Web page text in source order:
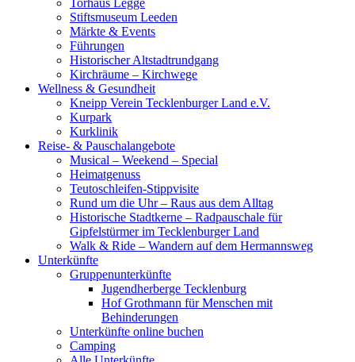
Torhaus Legge
Stiftsmuseum Leeden
Märkte & Events
Führungen
Historischer Altstadtrundgang
Kirchräume – Kirchwege
Wellness & Gesundheit
Kneipp Verein Tecklenburger Land e.V.
Kurpark
Kurklinik
Reise- & Pauschalangebote
Musical – Weekend – Special
Heimatgenuss
Teutoschleifen-Stippvisite
Rund um die Uhr – Raus aus dem Alltag
Historische Stadtkerne – Radpauschale für
Gipfelstürmer im Tecklenburger Land
Walk & Ride – Wandern auf dem Hermannsweg
Unterkünfte
Gruppenunterkünfte
Jugendherberge Tecklenburg
Hof Grothmann für Menschen mit
Behinderungen
Unterkünfte online buchen
Camping